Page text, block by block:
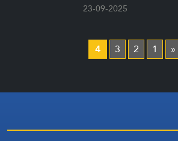
23-09-2025
«
1
2
3
4